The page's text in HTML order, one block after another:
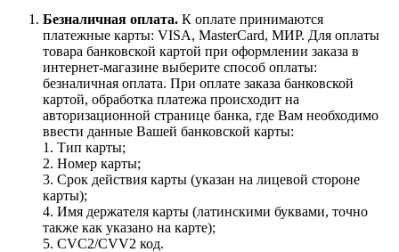
Безналичная оплата. К оплате принимаются
платежные карты: VISA, MasterCard, МИР. Для оплаты
товара банковской картой при оформлении заказа в
интернет-магазине выберите способ оплаты:
безналичная оплата. При оплате заказа банковской
картой, обработка платежа происходит на
авторизационной странице банка, где Вам необходимо
ввести данные Вашей банковской карты:
1. Тип карты;
2. Номер карты;
3. Срок действия карты (указан на лицевой стороне
карты);
4. Имя держателя карты (латинскими буквами, точно
также как указано на карте);
5. CVC2/CVV2 код.